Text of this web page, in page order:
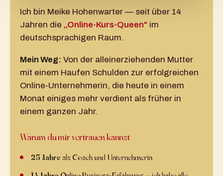
Ich bin Meike Hohenwarter — seit über 14
Jahren die „Online-Kurs-Queen" im
deutschsprachigen Raum.
Mein Weg: Von der alleinerziehenden Mutter
mit einem Haufen Schulden zur erfolgreichen
Online-Unternehmerin, die heute in einem
Monat einiges mehr verdient als früher in
einem ganzen Jahr.
Warum du mir vertrauen kannst
25 Jahre als Coach und Unternehmerin